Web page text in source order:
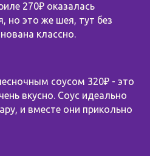
270₽ оказалась
но это же шея, тут без
классно.
соусом 320₽ - это
вкусно. Соус идеально
и вместе они прикольно